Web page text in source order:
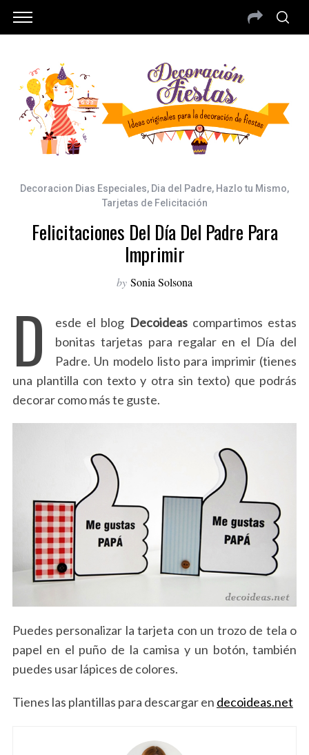
Decoracion Dias Especiales, Dia del Padre, Hazlo tu Mismo,
Tarjetas de Felicitación
Felicitaciones Del Día Del Padre Para
Imprimir
by Sonia Solsona
D esde el blog Decoideascompartimos estas
bonitas tarjetas para regalar en el Día del
Padre. Un modelo listo para imprimir (tienes
una plantilla con texto y otra sin texto) que podrás
decorar como más te guste.
Puedes personalizar la tarjeta con un trozo de tela o
papel en el puño de la camisa y un botón, también
puedes usar lápices de colores.
Tienes las plantillas para descargar en decoideas.net